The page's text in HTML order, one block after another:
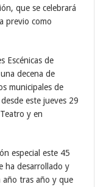
que se celebrará
previo como
Escénicas de
decena de
municipales de
este jueves 29
y en
especial este 45
ha desarrollado y
año tras año y que